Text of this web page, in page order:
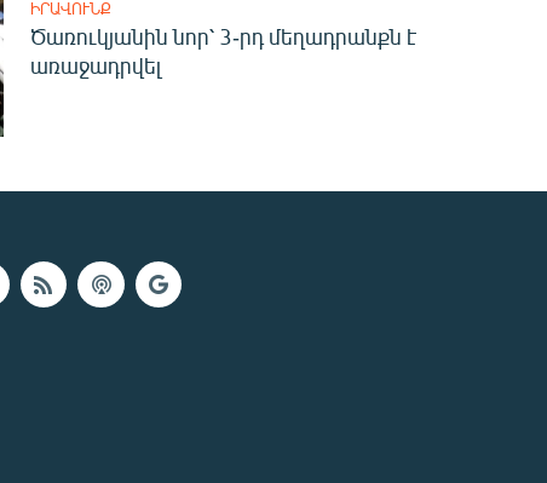
ԻՐԱՎՈՒՆՔ
Ծառուկյանին նոր՝ 3-րդ մեղադրանքն է
առաջադրվել